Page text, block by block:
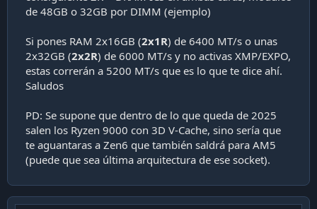
de 48GB o 32GB por DIMM (ejemplo)
Si pones RAM 2x16GB (2x1R) de 6400 MT/s o unas
2x32GB (2x2R) de 6000 MT/s y no activas XMP/EXPO,
estas correrán a 5200 MT/s que es lo que te dice ahí.
Saludos
PD: Se supone que dentro de lo que queda de 2025
salen los Ryzen 9000 con 3D V-Cache, sino sería que
te aguantaras a Zen6 que también saldrá para AM5
(puede que sea última arquitectura de ese socket).